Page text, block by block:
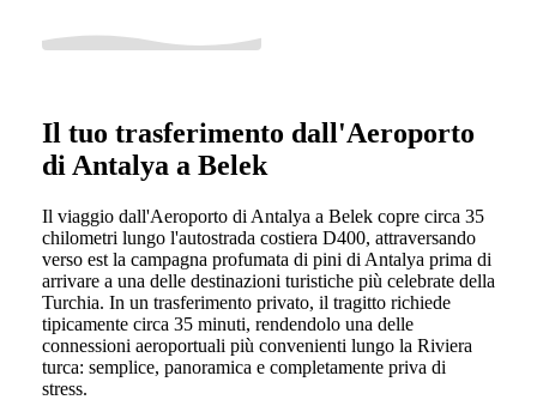
Il tuo trasferimento dall'Aeroporto
di Antalya a Belek
Il viaggio dall'Aeroporto di Antalya a Belek copre circa 35
chilometri lungo l'autostrada costiera D400, attraversando
verso est la campagna profumata di pini di Antalya prima di
arrivare a una delle destinazioni turistiche più celebrate della
Turchia. In un trasferimento privato, il tragitto richiede
tipicamente circa 35 minuti, rendendolo una delle
connessioni aeroportuali più convenienti lungo la Riviera
turca: semplice, panoramica e completamente priva di
stress.